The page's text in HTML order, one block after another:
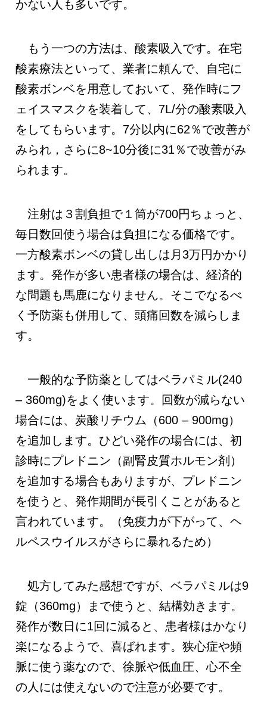
かない人も多いです。
もう一つの方法は、酸素吸入です。在宅
酸素療法といって、業者に頼んで、自宅に
酸素ボンベを用意しておいて、発作時にフ
ェイスマスクを装着して、7L/分の酸素吸入
をしてもらいます。7分以内に62％で改善が
みられ，さらに8~10分後に31％で改善がみ
られます。
注射は３割負担で１筒が700円ちょっと、
毎日数回使う場合は負担になる価格です。
一方酸素ボンベの貸し出しは月3万円かかり
ます。発作が多い患者様の場合は、経済的
な問題も馬鹿になりません。そこでなるべ
く予防薬も併用して、頭痛回数を減らしま
す。
一般的な予防薬としてはベラパミル(240
– 360mg)をよく使います。回数が減らない
場合には、炭酸リチウム（600 – 900mg）
を追加します。ひどい発作の場合には、初
診時にプレドニン（副腎皮質ホルモン剤）
を追加する場合もありますが、プレドニン
を使うと、発作期間が長引くことがあると
言われています。（免疫力が下がって、ヘ
ルペスウイルスがさらに暴れるため）
処方してみた感想ですが、ベラパミルは9
錠（360mg）まで使うと、結構効きます。
発作が数日に1回に減ると、患者様はかなり
楽になるようで、喜ばれます。狭心症や頻
脈に使う薬なので、徐脈や低血圧、心不全
の人には使えないので注意が必要です。